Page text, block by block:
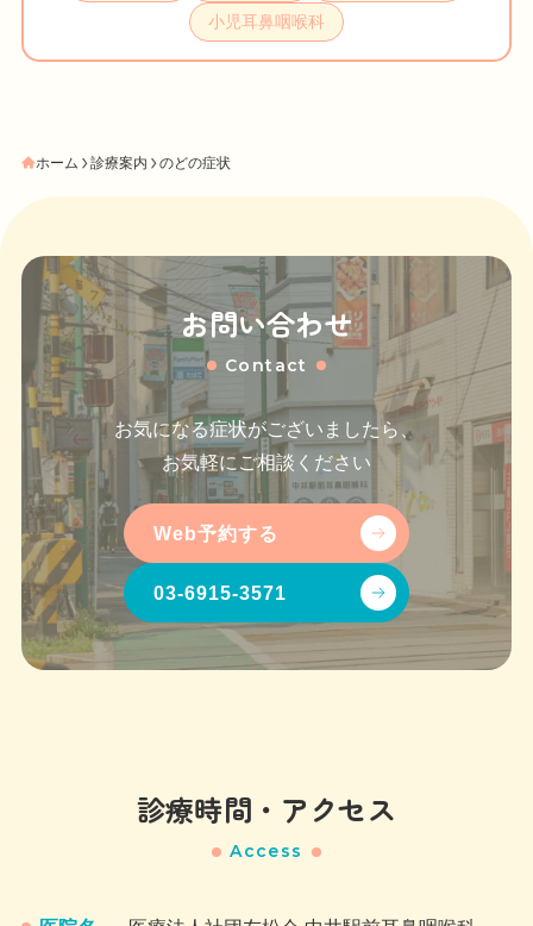
小児耳鼻咽喉科
ホーム 診療案内 のどの症状
お問い合わせ
Contact
お気になる症状がございましたら、
お気軽にご相談ください
Web予約する
03-6915-3571
診療時間・アクセス
Access